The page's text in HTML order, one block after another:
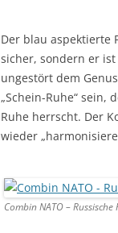
Der blau aspektierte
sicher, sondern er
ungestört dem
„Schein-Ruhe“
Ruhe herrscht. Der
wieder
Combin NATO –